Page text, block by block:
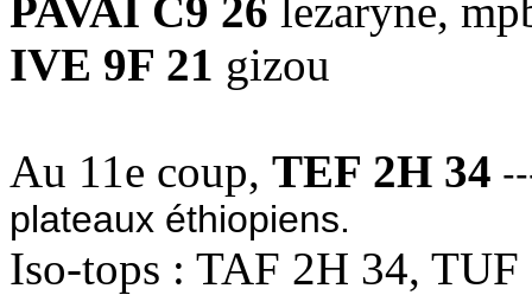
PAVAI C9 26 lezaryne,
IVE 9F 21 gizou
Au 11e coup, TEF 2H 34
plateaux éthiopiens.
Iso-tops : TAF 2H 34, TUF